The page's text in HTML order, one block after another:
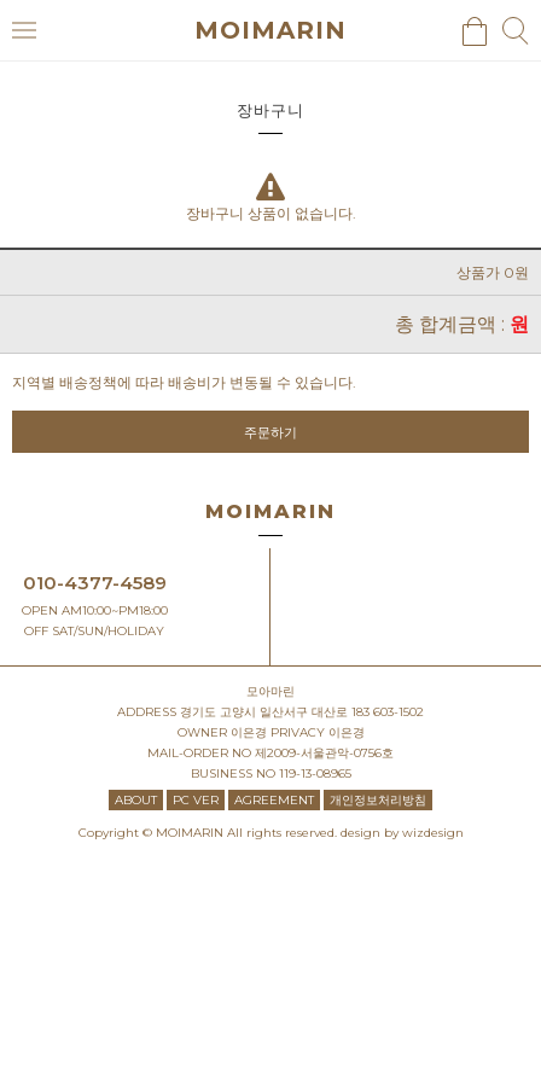
MOIMARIN
메
검
장바구니
장바구니 상품이 없습니다.
상품가 0원
총 합계금액 : 원
지역별 배송정책에 따라 배송비가 변동될 수 있습니다.
주문하기
MOIMARIN
010-4377-4589
OPEN AM10:00~PM18:00
OFF SAT/SUN/HOLIDAY
모아마린
ADDRESS 경기도 고양시 일산서구 대산로 183 603-1502
OWNER이은경 PRIVACY이은경
MAIL-ORDER NO 제2009-서울관악-0756호
BUSINESS NO119-13-08965
ABOUT
PC VER AGREEMENT 개인정보처리방침
Copyright © MOIMARIN All rights reserved. design by wizdesign